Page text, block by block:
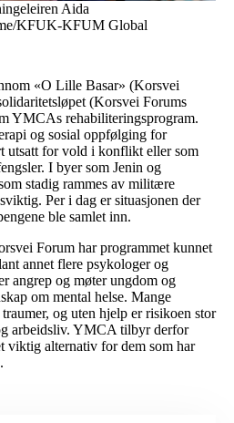
Aida
KFUK-KFUM Global
«O Lille Basar» (Korsvei
(Korsvei Forums
YMCAs rehabiliteringsprogram.
og sosial oppfølging for
utsatt for vold i konflikt eller som
I byer som Jenin og
stadig rammes av militære
Per i dag er situasjonen der
ble samlet inn.
Forum har programmet kunnet
annet flere psykologer og
angrep og møter ungdom og
om mental helse. Mange
og uten hjelp er risikoen stor
arbeidsliv. YMCA tilbyr derfor
viktig alternativ for dem som har